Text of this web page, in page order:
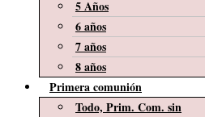
5 Años
6 años
7 años
8 años
Primera comunión
Todo, Prim. Com. sin